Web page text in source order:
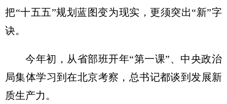
把“十五五”规划蓝图变为现实，更须突出“新”字
诀。
今年初，从省部班开年“第一课”、 中央政治
局集体学习到在北京考察，总书记都谈到发展新
质生产力。